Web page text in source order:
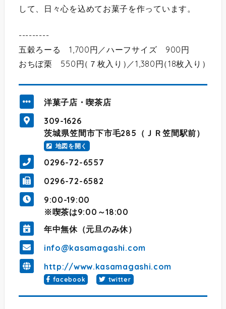
して、日々心を込めてお菓子を作っています。
---------
五穀ろーる 1,700円／ハーフサイズ 900円
おちぼ栗 550円（ ７枚入り ）／1,380円（18枚入り ）
洋菓子店・喫茶店
309-1626
茨城県笠間市下市毛285（ＪＲ笠間駅前）
地図を開く
0296-72-6557
0296-72-6582
9:00-19:00
※喫茶は9:00～18:00
年中無休（元旦のみ休）
info@kasamagashi.com
http://www.kasamagashi.com
facebook twitter